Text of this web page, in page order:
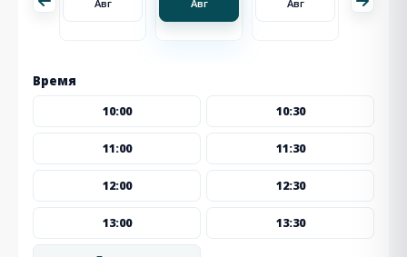
Авг Авг Авг
Время
10:00 10:30
11:00 11:30
12:00 12:30
13:00 13:30